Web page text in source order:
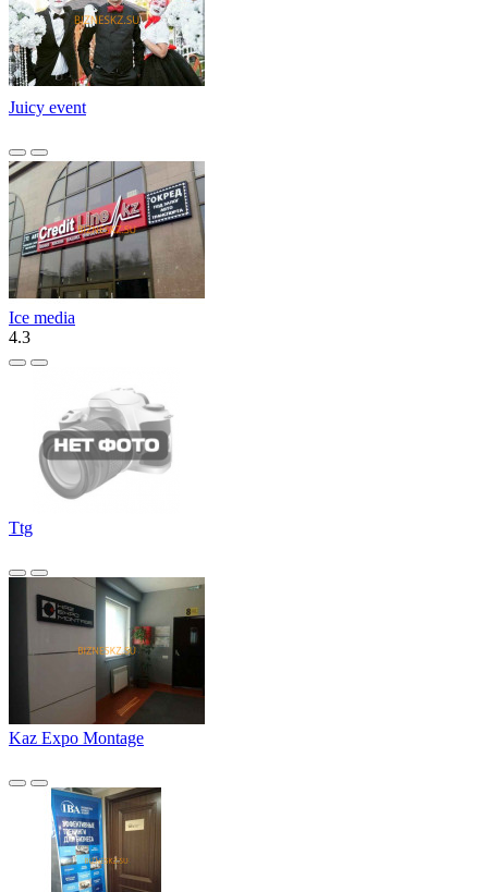
Juicy event
Ice media
4.3
Ttg
Kaz Expo Montage